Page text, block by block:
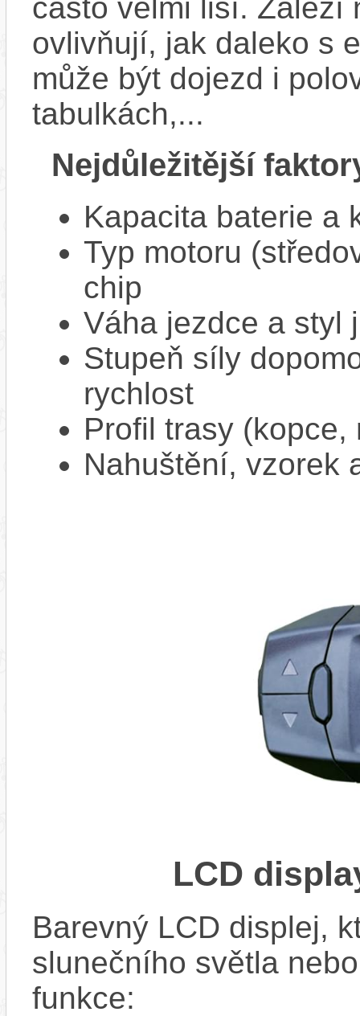
často velmi liší. Záleží
ovlivňují, jak daleko s
může být dojezd i
tabulkách,...
Nejdůležitější
Kapacita baterie a
Typ motoru
chip
Váha jezdce a styl
Stupeň síly
rychlost
Profil trasy
Nahuštění, vzorek
LCD
Barevný LCD displej,
slunečního světla
funkce: